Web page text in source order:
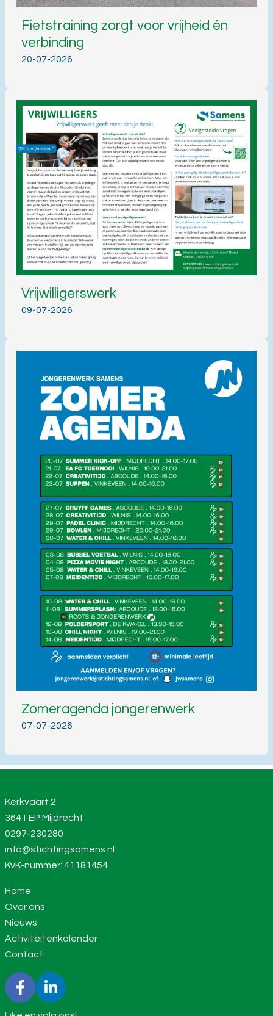
Fietstraining zorgt voor vrijheid én
verbinding
20-07-2026
Vrijwilligerswerk
09-07-2026
Zomeragenda jongerenwerk
07-07-2026
Kerkvaart 2
3641 EP Mijdrecht
0297-230280
info@stichtingsamens.nl
KvK-nummer: 41181454
Home
Over ons
Nieuws
Activiteitenkalender
Contact